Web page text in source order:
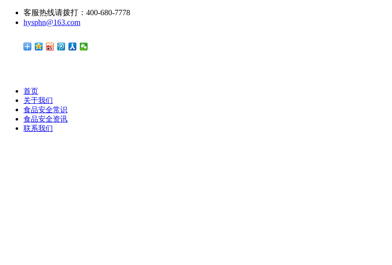
客服热线请拨打：400-680-7778
hysphn@163.com
首页
关于我们
食品安全常识
食品安全资讯
联系我们